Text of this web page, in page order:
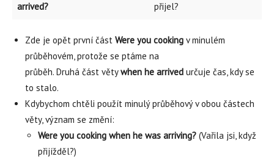
arrived?
přijel?
Zde je opět první část Were you cooking v minulém
průběhovém, protože se ptáme na
průběh. Druhá část větywhen he arrived určuje čas, kdy se
to stalo.
Kdybychom chtěli použít minulý průběhový v obou částech
věty, význam se změní:
Were you cooking when he was arriving? (Vařila jsi, když
přijížděl?)